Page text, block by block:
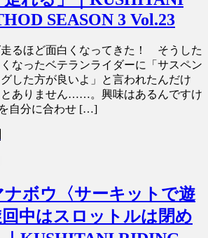
SEASON 3 Vol.23
るほど面白くなってきた！ そうした
なったベテランライダーに「サスペン
した方が良いよ」と言われたんだけ
とありません……。興味はあるんですけ
自分に合わせ […]
ボウ〈サーキットで遊
中はスロットルは閉め